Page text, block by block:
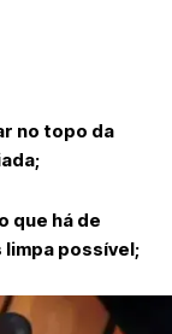
no topo da
que há de
possível;